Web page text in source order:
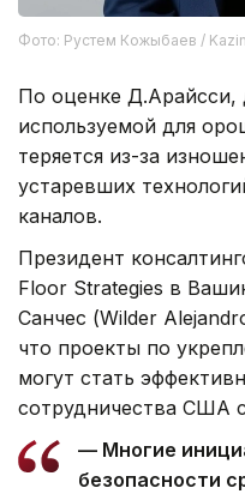
Фото: Рустем Кожыбаев /
По оценке
используемой для
теряется из-за
устаревших
каналов.
Президент
Floor Strategies в
Санчес (Wilder
что проекты по
могут стать
сотрудничества США
— Многие
безопасности